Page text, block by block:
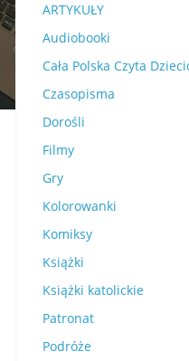
ARTYKUŁY
Audiobooki
Cała Polska Czyta
Czasopisma
Dorośli
Filmy
Gry
Kolorowanki
Komiksy
Książki
Książki katolickie
Patronat
Podróże